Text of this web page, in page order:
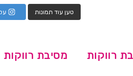
טען עוד תמונות
מסיבת רווקות רווקות